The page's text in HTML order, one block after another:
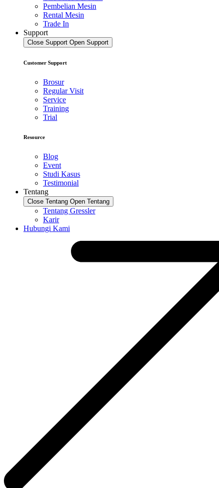
Pembelian Mesin
Rental Mesin
Trade In
Support
Close Support Open Support
Customer Support
Brosur
Regular Visit
Service
Training
Trial
Resource
Blog
Event
Studi Kasus
Testimonial
Tentang
Close Tentang Open Tentang
Tentang Gressler
Karir
Hubungi Kami